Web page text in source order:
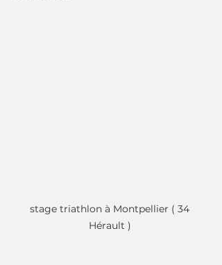
stage triathlon à Montpellier ( 34
Hérault )